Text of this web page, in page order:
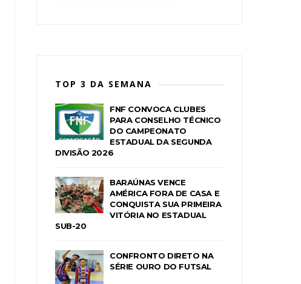
TOP 3 DA SEMANA
FNF CONVOCA CLUBES
PARA CONSELHO TÉCNICO
DO CAMPEONATO
ESTADUAL DA SEGUNDA
DIVISÃO 2026
BARAÚNAS VENCE
AMÉRICA FORA DE CASA E
CONQUISTA SUA PRIMEIRA
VITÓRIA NO ESTADUAL
SUB-20
CONFRONTO DIRETO NA
SÉRIE OURO DO FUTSAL